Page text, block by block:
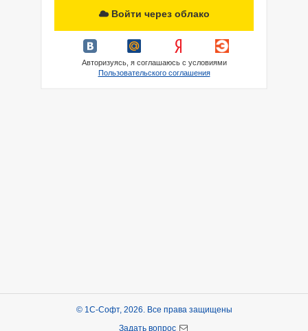
Войти через облако
Авторизуясь, я соглашаюсь с условиями
Пользовательского соглашения
© 1С-Софт, 2026. Все права защищены
Задать вопрос